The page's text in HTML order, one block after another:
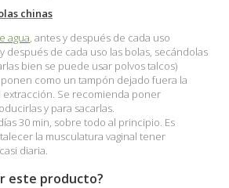
chinas
agua, antes y después de cada uso
después de cada uso las bolas, secándolas
bien se puede usar polvos talcos)
ponen como un tampón dejado fuera la
extracción. Se recomienda poner
y para sacarlas.
30 min, sobre todo al principio. Es
la musculatura vaginal tener
diaria.
este producto?